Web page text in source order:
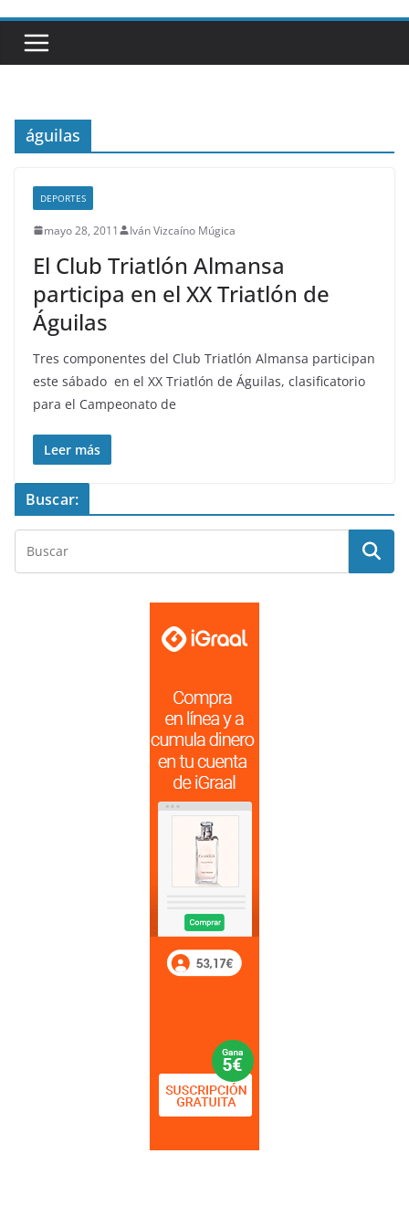
águilas
DEPORTES
mayo 28, 2011 Iván Vizcaíno Múgica
El Club Triatlón Almansa
participa en el XX Triatlón de
Águilas
Tres componentes del Club Triatlón Almansa participan
este sábado en el XX Triatlón de Águilas, clasificatorio
para el Campeonato de
Leer más
Buscar: